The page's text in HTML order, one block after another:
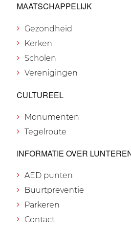
MAATSCHAPPELIJK
Gezondheid
Kerken
Scholen
Verenigingen
CULTUREEL
Monumenten
Tegelroute
INFORMATIE OVER
AED punten
Buurtpreventie
Parkeren
Contact